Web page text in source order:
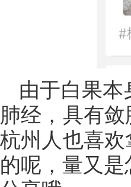
由于白果
肺经，具有
杭州人也喜
的呢，量又